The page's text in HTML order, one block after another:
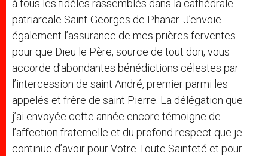
à tous les fidèles rassemblés dans la cathédrale
patriarcale Saint-Georges de Phanar. J’envoie
également l’assurance de mes prières ferventes
pour que Dieu le Père, source de tout don, vous
accorde d’abondantes bénédictions célestes par
l’intercession de saint André, premier parmi les
appelés et frère de saint Pierre. La délégation que
j’ai envoyée cette année encore témoigne de
l’affection fraternelle et du profond respect que je
continue d’avoir pour Votre Toute Sainteté et pour